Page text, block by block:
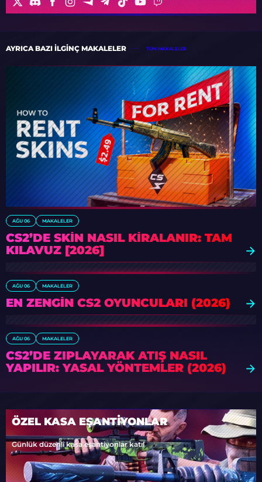
AYRICA BAZI ILGINÇ MAKALELER TÜM MAKALELER
AĞU 06 MAKALELER
CS2’DE SKIN NASIL KIRALANIR: TAM
KILAVUZ [2026]
AĞU 06 MAKALELER
EN ZENGIN CS2 OYUNCULARI (2026)
AĞU 06 MAKALELER
CS2’DE ZIPLAYARAK ATIŞ NASIL
YAPILIR: YASAL YÖNTEMLER (2026)
ÖZEL KASA EŞANTİYONLAR
Günlük düzenli kasa eşantiyonlar katıl